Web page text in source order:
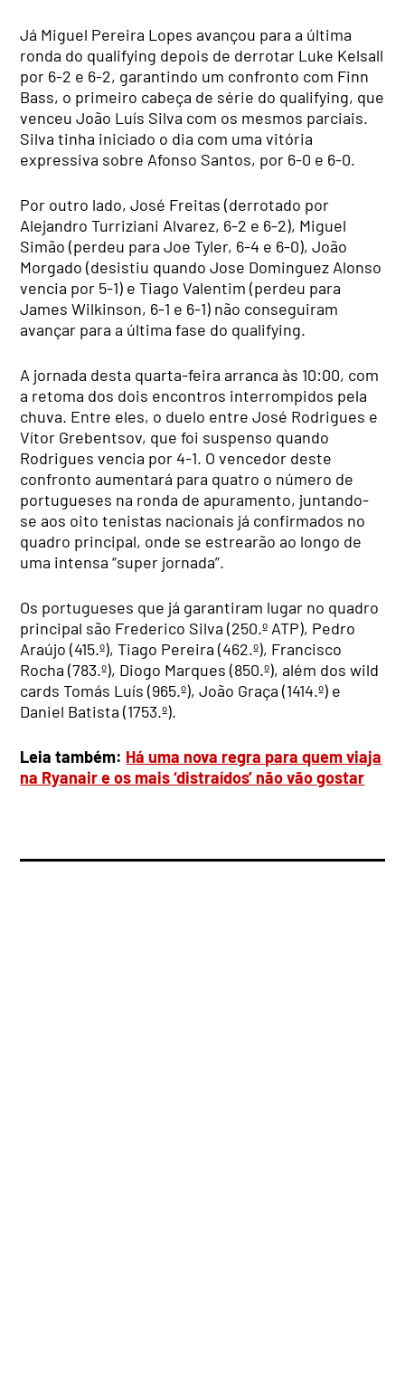
Já Miguel Pereira Lopes avançou para a última
ronda do qualifying depois de derrotar Luke Kelsall
por 6-2 e 6-2, garantindo um confronto com Finn
Bass, o primeiro cabeça de série do qualifying, que
venceu João Luís Silva com os mesmos parciais.
Silva tinha iniciado o dia com uma vitória
expressiva sobre Afonso Santos, por 6-0 e 6-0.
Por outro lado, José Freitas (derrotado por
Alejandro Turriziani Alvarez, 6-2 e 6-2), Miguel
Simão (perdeu para Joe Tyler, 6-4 e 6-0), João
Morgado (desistiu quando Jose Dominguez Alonso
vencia por 5-1) e Tiago Valentim (perdeu para
James Wilkinson, 6-1 e 6-1) não conseguiram
avançar para a última fase do qualifying.
A jornada desta quarta-feira arranca às 10:00, com
a retoma dos dois encontros interrompidos pela
chuva. Entre eles, o duelo entre José Rodrigues e
Vítor Grebentsov, que foi suspenso quando
Rodrigues vencia por 4-1. O vencedor deste
confronto aumentará para quatro o número de
portugueses na ronda de apuramento, juntando-
se aos oito tenistas nacionais já confirmados no
quadro principal, onde se estrearão ao longo de
uma intensa “super jornada”.
Os portugueses que já garantiram lugar no quadro
principal são Frederico Silva (250.º ATP), Pedro
Araújo (415.º), Tiago Pereira (462.º), Francisco
Rocha (783.º), Diogo Marques (850.º), além dos wild
cards Tomás Luís (965.º), João Graça (1414.º) e
Daniel Batista (1753.º).
Leia também: Há uma nova regra para quem viaja
na Ryanair e os mais ‘distraídos’ não vão gostar